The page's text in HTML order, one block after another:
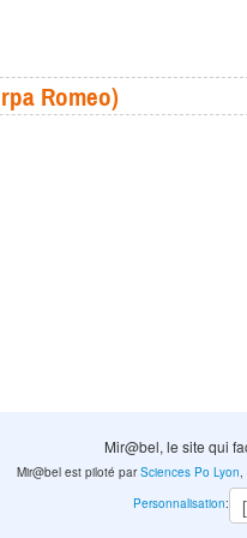
Romeo)
Mir@bel, le site qui
Mir@bel est piloté parSciences Po Lyon,
Personnalisation: